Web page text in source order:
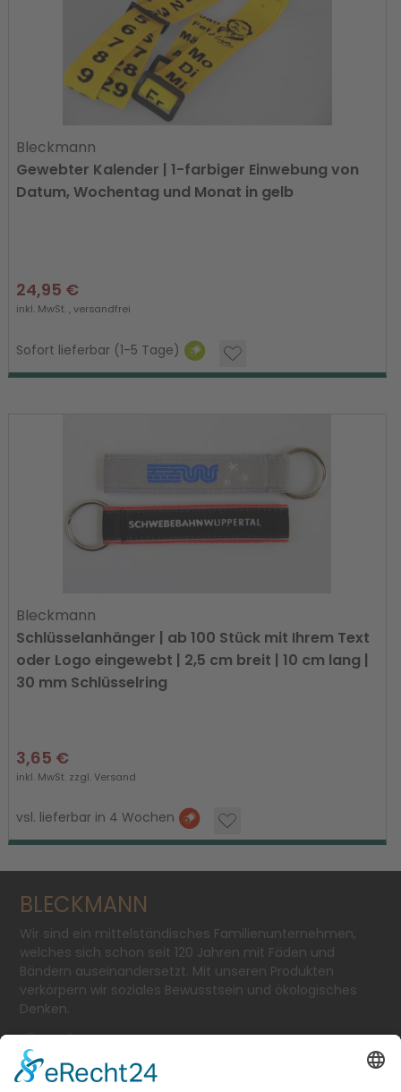
Bleckmann
Gewebter Kalender | 1-farbiger Einwebung von
Datum, Wochentag und Monat in gelb
24,95 €
inkl. MwSt. ,versandfrei
Sofort lieferbar (1-5 Tage)
Bleckmann
Schlüsselanhänger | ab 100 Stück mit Ihrem Text
oder Logo eingewebt | 2,5 cm breit | 10 cm lang |
30 mm Schlüsselring
3,65 €
inkl. MwSt. zzgl.Versand
vsl. lieferbar in 4 Wochen
BLECKMANN
Wir sind ein mittelständisches Familienunternehmen,
welches sich schon seit 120 Jahren mit Fäden und
Bändern auseinandersetzt. Mit unseren Produkten
verkörpern wir soziales Bewusstsein und ökologisches
Denken.
SCHÄFERSTR. 11-13
TEL.: + 49 2 02 - 2 50 53-0
E-MAIL:INFO@BLECKMANN-WEBEREI.DE